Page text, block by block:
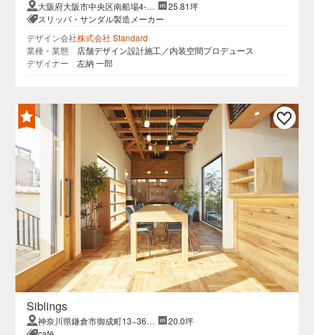
大阪府大阪市中央区南船場4-7-
11南船場心斎橋ビル502
25.81坪
スリッパ・サンダル製造メーカー
デザイン会社株式会社 Standard
業種・業態
店舗デザイン設計施工／内装空間プロデュース
デザイナー
左納 一郎
Siblings
神奈川県鎌倉市御成町13−36御
20.0坪